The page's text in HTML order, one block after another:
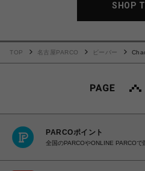
SHOP
TOP 名古屋PARCO ビーバー
PARCOポイント
全国のPARCOやONLINE PARCOで